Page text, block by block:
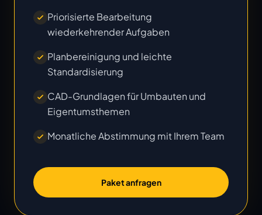
Priorisierte Bearbeitung
wiederkehrender Aufgaben
Planbereinigung und leichte
Standardisierung
CAD-Grundlagen für Umbauten und
Eigentumsthemen
Monatliche Abstimmung mit Ihrem Team
Paket anfragen